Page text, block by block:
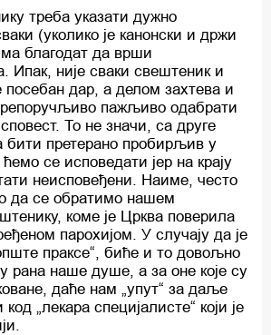
треба указати дужно
(уколико је канонски и држи
благодат да врши
Ипак, није сваки свештеник и
посебан дар, а делом захтева и
пажљиво одабрати
То не значи, са друге
бити претерано пробирљив у
ћемо се исповедати јер на крају
неисповеђени. Наиме, често
да се обратимо нашем
коме је Црква поверила
парохијом. У случају да је
праксе“, биће и то довољно
рана наше душе, а за оне које су
даће нам „упут“ за даље
„лекара специјалисте“ који је